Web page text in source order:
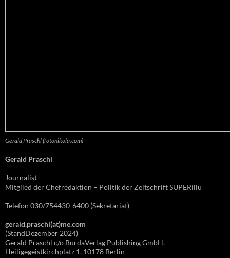
Gerald Praschl (fotonikola.com)
Gerald Praschl
Journalist
Mitglied der Chefredaktion – Politik der Zeitschrift SUPERillu
Telefon 030/754430-6400 (Sekretariat)
gerald.praschl(at)me.com
(StandDezember 2024)
Gerald Praschl c/o BurdaVerlag Publishing GmbH,
Heiligegeistkirchplatz 1, 10178 Berlin